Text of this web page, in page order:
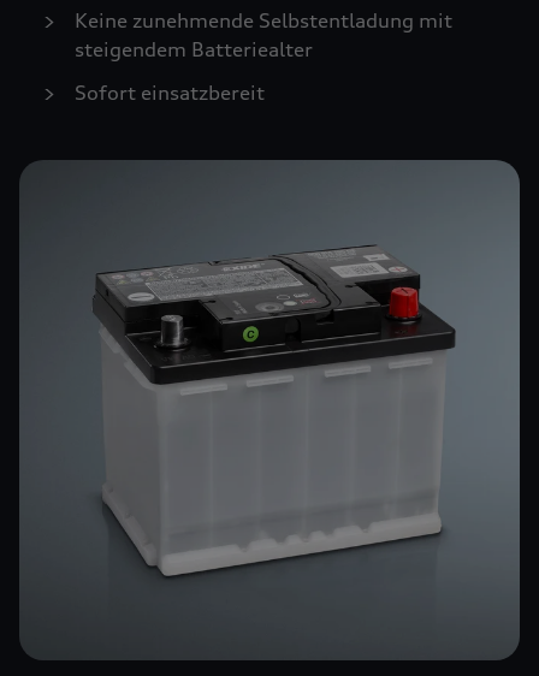
Keine zunehmende Selbstentladung mit
steigendem Batteriealter
Sofort einsatzbereit